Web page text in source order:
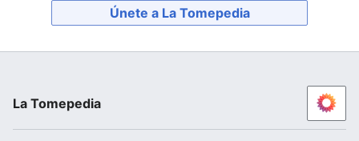
Únete a La Tomepedia
La Tomepedia